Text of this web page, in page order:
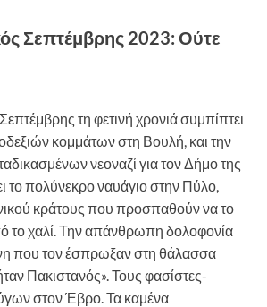
Σεπτέμβρης 2023: Ούτε
τη φετινή χρονιά συμπίπτει
κομμάτων στη Βουλή, και την
νεοναζί για τον Δήμο της
το πολύνεκρο ναυάγιο στην Πύλο,
κράτους που προσπαθούν να το
το χαλί. Την απάνθρωπη δολοφονία
που τον έσπρωξαν στη θάλασσα
ήταν Πακιστανός». Τους φασίστες-
στον Έβρο. Τα καμένα